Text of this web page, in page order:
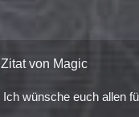
Zitat von Magic
Ich wünsche euch allen